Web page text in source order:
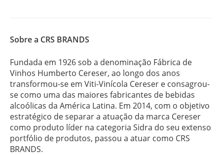
Sobre a CRS BRANDS
Fundada em 1926 sob a denominação Fábrica de
Vinhos Humberto Cereser, ao longo dos anos
transformou-se em Viti-Vinícola Cereser e consagrou-
se como uma das maiores fabricantes de bebidas
alcoólicas da América Latina. Em 2014, com o objetivo
estratégico de separar a atuação da marca Cereser
como produto líder na categoria Sidra do seu extenso
portfólio de produtos, passou a atuar como CRS
BRANDS.